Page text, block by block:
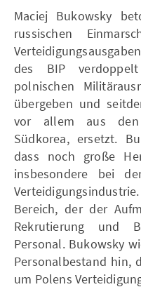
Maciej Bukowsky
russischen
des BIP
polnischen
übergeben und
vor allem aus den
Südkorea, ersetzt.
dass noch große
insbesondere bei
Bereich, der der
Rekrutierung und
Personal. Bukowsky
Personalbestand hin,
um Polens